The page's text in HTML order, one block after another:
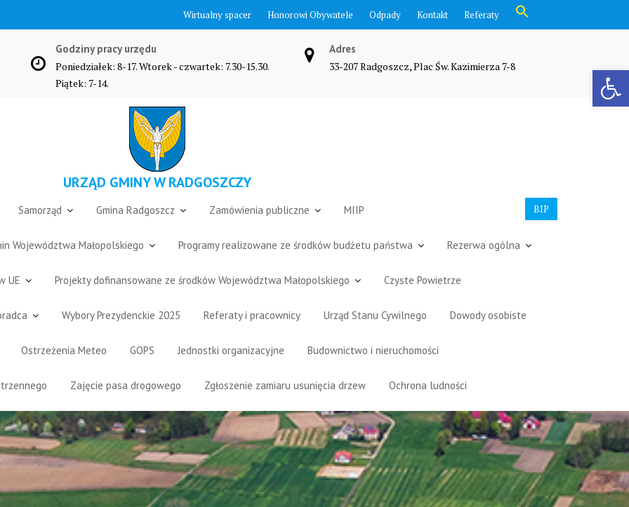
Otwórz pasek narzędzi
Wirtualny spacer Honorowi Obywatele Odpady Kontakt Referaty
Search Button
Godziny pracy urzędu
Poniedziałek: 8-17. Wtorek - czwartek: 7.30-15.30.
Piątek: 7-14.
Adres
33-207 Radgoszcz, Plac Św. Kazimierza 7-8
URZĄD GMINY W RADGOSZCZY
BIP
Samorząd Gmina Radgoszcz Zamówienia publiczne MIIP
Województwa Małopolskiego Programy realizowane ze środków budżetu państwa Rezerwa ogólna
UE Projekty dofinansowane ze środków Województwa Małopolskiego Czyste Powietrze
Wybory Prezydenckie 2025 Referaty i pracownicy Urząd Stanu Cywilnego Dowody osobiste
Ostrzeżenia Meteo GOPS Jednostki organizacyjne Budownictwo i nieruchomości
Zajęcie pasa drogowego Zgłoszenie zamiaru usunięcia drzew Ochrona ludności